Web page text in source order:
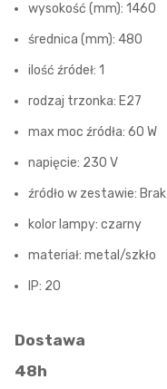
wysokość (mm): 1460
średnica (mm): 480
ilość źródeł: 1
rodzaj trzonka: E27
max moc źródła: 60 W
napięcie: 230 V
źródło w zestawie: Brak
kolor lampy: czarny
materiał: metal/szkło
IP: 20
Dostawa
48h